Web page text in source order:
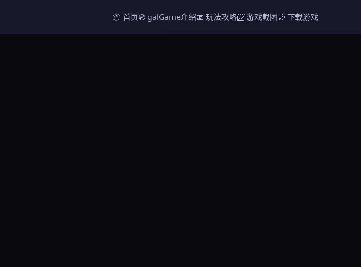
📦 首页💿 galGame介绍📧 玩法攻略📨 游戏截图🌙 下载游戏